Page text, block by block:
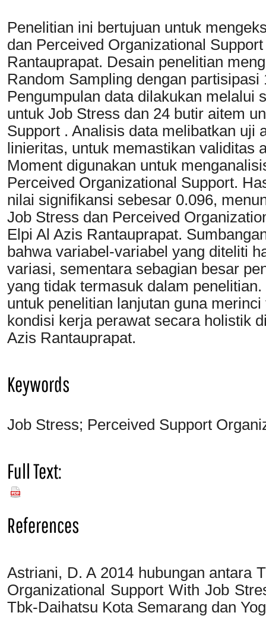
Penelitian ini bertujuan untuk
dan Perceived Organizational
Rantauprapat. Desain penelitian
Random Sampling dengan
Pengumpulan data dilakukan melalui
untuk Job Stress dan 24 butir aitem
Support . Analisis data melibatkan uji
linieritas, untuk memastikan validitas
Moment digunakan untuk
Perceived Organizational Support.
nilai signifikansi sebesar 0.096,
Job Stress dan Perceived
Elpi Al Azis Rantauprapat.
bahwa variabel-variabel yang diteliti
variasi, sementara sebagian besar
yang tidak termasuk dalam
untuk penelitian lanjutan guna
kondisi kerja perawat secara holistik
Azis Rantauprapat.
Keywords
Job Stress; Perceived Support
Full Text:
PDF
References
Astriani, D. A 2014 hubungan antara
Organizational Support With Job
Tbk-Daihatsu Kota Semarang dan